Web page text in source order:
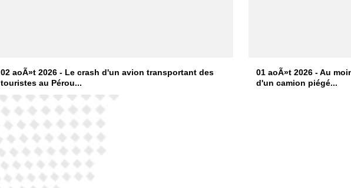
02 aoÃ»t 2026 - Le crash d'un avion transportant des
touristes au Pérou...
01 aoÃ»t 2026 - Au
d'un camion piégé...